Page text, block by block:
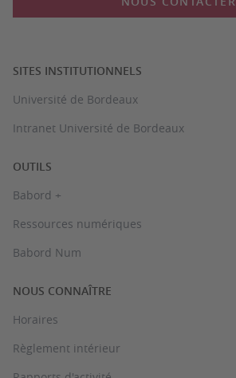
SITES INSTITUTIONNELS
Université de Bordeaux
Intranet Université de Bordeaux
OUTILS
Babord +
Ressources numériques
Babord Num
NOUS CONNAÎTRE
Horaires
Règlement intérieur